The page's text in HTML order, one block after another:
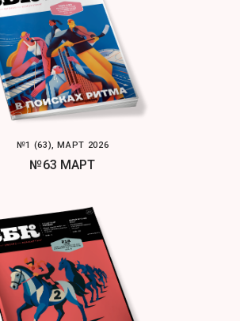
№1 (63), МАРТ 2026
№63 МАРТ